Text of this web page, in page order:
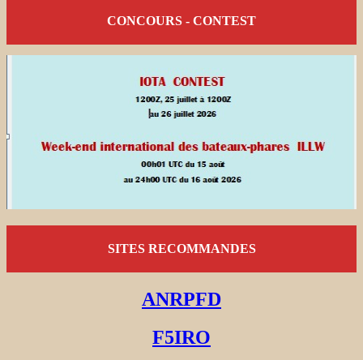
CONCOURS - CONTEST
SITES RECOMMANDES
ANRPFD
F5IRO